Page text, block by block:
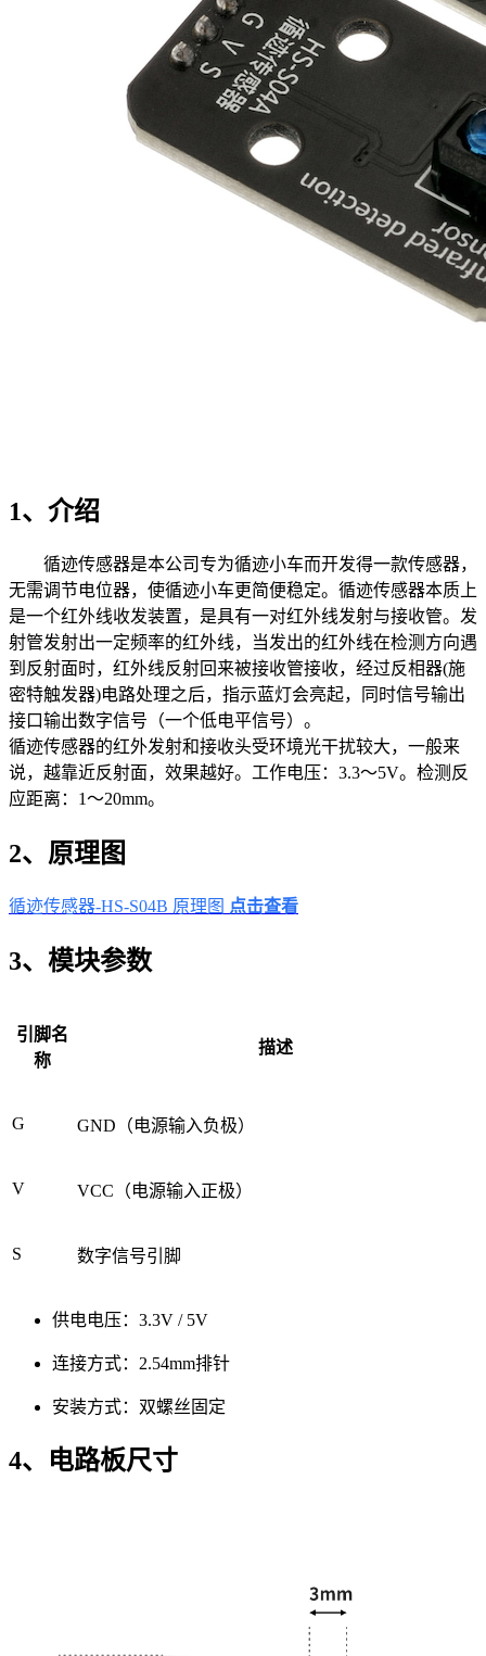
1、介绍
循迹传感器是本公司专为循迹小车而开发得一款传感器，
无需调节电位器，使循迹小车更简便稳定。循迹传感器本质上
是一个红外线收发装置，是具有一对红外线发射与接收管。发
射管发射出一定频率的红外线，当发出的红外线在检测方向遇
到反射面时，红外线反射回来被接收管接收，经过反相器(施
密特触发器)电路处理之后，指示蓝灯会亮起，同时信号输出
接口输出数字信号（一个低电平信号）。
循迹传感器的红外发射和接收头受环境光干扰较大，一般来
说，越靠近反射面，效果越好。工作电压：3.3～5V。检测反
应距离：1～20mm。
2、原理图
循迹传感器-HS-S04B 原理图 点击查看
3、模块参数
引脚名
称
描述
G GND（电源输入负极）
V VCC（电源输入正极）
S 数字信号引脚
供电电压：3.3V / 5V
连接方式：2.54mm排针
安装方式：双螺丝固定
4、电路板尺寸